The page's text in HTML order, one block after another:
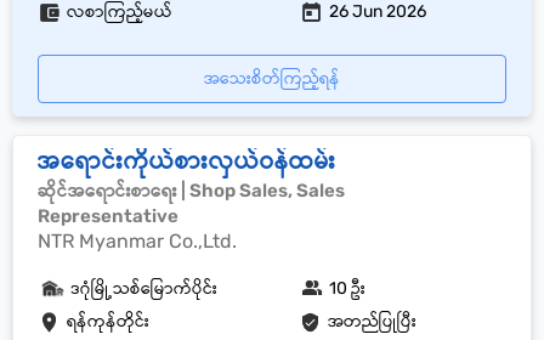
လစာကြည့်မယ် 26 Jun 2026
အသေးစိတ်ကြည့်ရန်
အရောင်းကိုယ်စားလှယ်ဝန်ထမ်း
ဆိုင်အရောင်းစာရေး | Shop Sales, Sales
Representative
NTR Myanmar Co.,Ltd.
ရန်ကုန်တိုင်း အတည်ပြုပြီး
ဒဂုံမြို့သစ်မြောက်ပိုင်း 10 ဦး